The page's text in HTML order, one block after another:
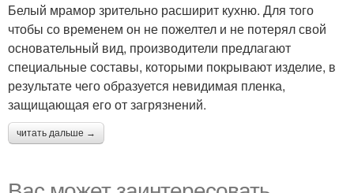
Белый мрамор зрительно расширит кухню. Для того
чтобы со временем он не пожелтел и не потерял свой
основательный вид, производители предлагают
специальные составы, которыми покрывают изделие, в
результате чего образуется невидимая пленка,
защищающая его от загрязнений.
читать дальше →